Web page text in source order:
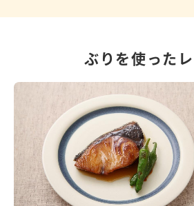
ぶりを使った